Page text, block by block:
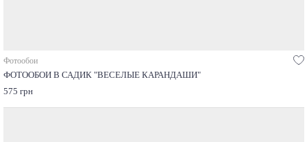
Фотообои
ФОТООБОИ В САДИК "ВЕСЕЛЫЕ КАРАНДАШИ"
575 грн